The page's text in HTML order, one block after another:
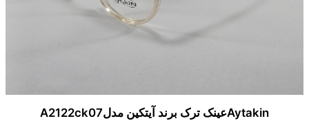
Aytakinعینک ترک برند آیتکین مدلA2122ck07